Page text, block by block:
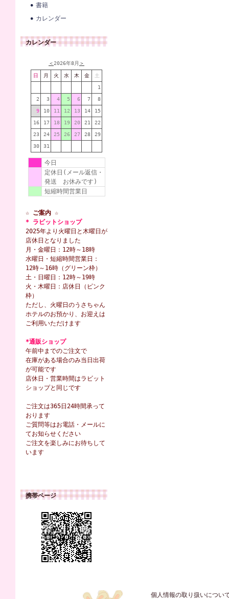
書籍
カレンダー
カレンダー
＜2026年8月 ＞
日 月 火 水 木 金 土
1
2 3 4 5 6 7 8
9 10 11 12 13 14 15
16 17 18 19 20 21 22
23 24 25 26 27 28 29
30 31
今日
定休日(メール返信・
発送 お休みです)
短縮時間営業日
☆ ご案内 ☆
* ラビットショップ
2025年より火曜日と木曜日が
店休日となりました
月・金曜日：12時～18時
水曜日・短縮時間営業日：
12時～16時（グリーン枠）
土・日曜日：12時～19時
火・木曜日：店休日（ピンク
枠）
ただし、火曜日のうさちゃん
ホテルのお預かり、お迎えは
ご利用いただけます
*通販ショップ
午前中までのご注文で
在庫がある場合のみ当日出荷
が可能です
店休日・営業時間はラビット
ショップと同じです
ご注文は365日24時間承って
おります
ご質問等はお電話・メールに
てお知らせください
ご注文を楽しみにお待ちして
います
携帯ページ
個人情報の取り扱いについ